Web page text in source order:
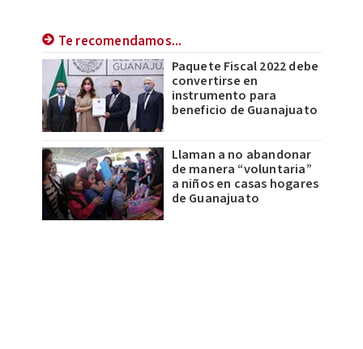
Te recomendamos...
Paquete Fiscal 2022 debe
convertirse en
instrumento para
beneficio de Guanajuato
Llaman a no abandonar
de manera “voluntaria”
a niños en casas hogares
de Guanajuato